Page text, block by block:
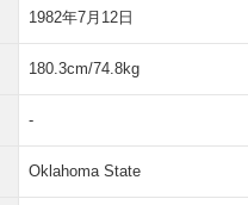
1982年7月12日
180.3cm/74.8kg
-
Oklahoma State